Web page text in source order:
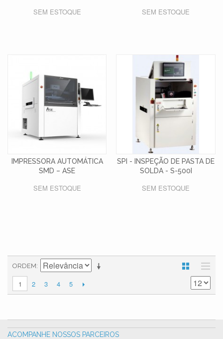
SEM ESTOQUE SEM ESTOQUE
IMPRESSORA AUTOMÁTICA
SMD – ASE
SEM ESTOQUE
SPI - INSPEÇÃO DE PASTA DE
SOLDA - S-500I
SEM ESTOQUE
ORDEM
1 2 3 4 5
ACOMPANHE NOSSOS PARCEIROS